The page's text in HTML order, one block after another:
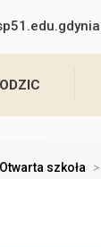
Otwarta szkoła >